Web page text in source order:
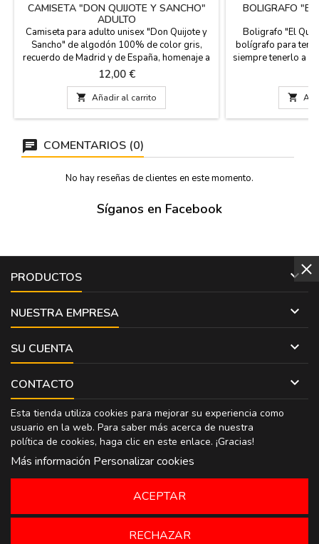
CAMISETA "DON QUIJOTE Y SANCHO"
ADULTO
Camiseta para adulto unisex "Don Quijote y
Sancho" de algodón 100% de color gris,
recuerdo de Madrid y de España, homenaje a
la célebre obra de D. Miguel de Cervantes,
obra de la literatura universal.
Precio
12,00 €
 Añadir al carrito
BOLIGRAFO
Boligrafo "El
bolígrafo para
siempre tenerlo a
Tinta color

COMENTARIOS (0)
No hay reseñas de clientes en este momento.
Síganos en Facebook
PRODUCTOS 
NUESTRA EMPRESA 
SU CUENTA 
CONTACTO 
Esta tienda utiliza cookies para mejorar su experiencia como
usuario en la web. Para saber más acerca de nuestra
política de cookies, haga clic en este enlace. ¡Gracias!
Más información Personalizar cookies
RECHAZAR
ACEPTAR